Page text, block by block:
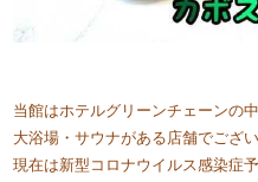
当館はホテルグリーンチェーンの中
大浴場・サウナがある店舗でござい
現在は新型コロナウイルス感染症予